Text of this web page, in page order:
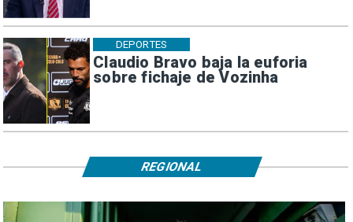
Claudio Bravo baja la euforia
sobre fichaje de Vozinha
DEPORTES
REGIONAL